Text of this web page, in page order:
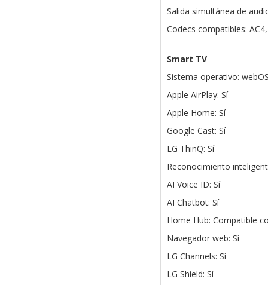
Salida simultánea de
Codecs compatibles:
Smart TV
Sistema operativo:
Apple AirPlay: Sí
Apple Home: Sí
Google Cast: Sí
LG ThinQ: Sí
Reconocimiento
AI Voice ID: Sí
AI Chatbot: Sí
Home Hub: Compatible
Navegador web: Sí
LG Channels: Sí
LG Shield: Sí